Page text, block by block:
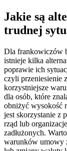
Jakie są
trudnej
Dla frankowiczów
istnieje kilka
poprawie ich
czyli przeniesienie
korzystniejsze
dla osób, które
obniżyć wysokość
jest skorzystanie z
rząd lub
zadłużonych.
warunków umowy